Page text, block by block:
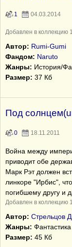
1 04.03.2014
Добавлен в коллекцию
Автор: Rumi-Gumi
Фандом: Naruto
Жанры: История/
Размер: 37 Кб
Под
0 18.11.2011
Война между
приводит обе
Марк Рэт должен
линкоре "Ирбис",
погибшему другу и
Добавлен в коллекцию
Автор: Стрельцов
Жанры: Фантастика
Размер: 45 Кб